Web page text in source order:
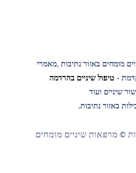
מומחים באזור נתיבות ,מאמרי
- טיפול שיניים בהרדמה
שיניים ועוד
באזור נתיבות.
© מרפאות שיניים מומחים